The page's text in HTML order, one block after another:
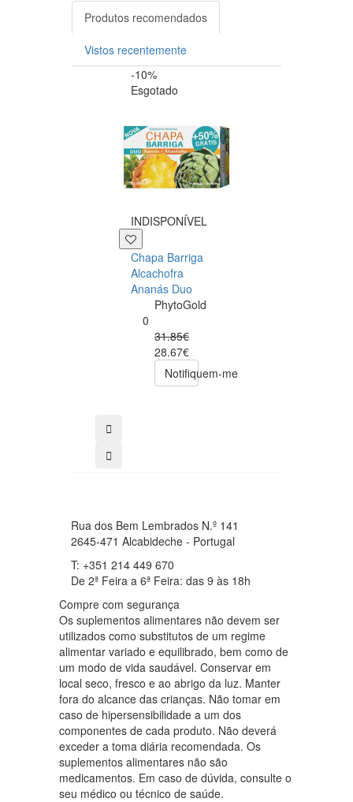
Produtos recomendados
Vistos recentemente
-10%
Esgotado
INDISPONÍVEL
Chapa Barriga
Alcachofra
Ananás Duo
PhytoGold
0
31.85€
28.67€
Notifiquem-me
Rua dos Bem Lembrados N.º 141
2645-471 Alcabideche - Portugal
T: +351 214 449 670
De 2ª Feira a 6ª Feira: das 9 às 18h
Compre com segurança
Os suplementos alimentares não devem ser
utilizados como substitutos de um regime
alimentar variado e equilibrado, bem como de
um modo de vida saudável. Conservar em
local seco, fresco e ao abrigo da luz. Manter
fora do alcance das crianças. Não tomar em
caso de hipersensibilidade a um dos
componentes de cada produto. Não deverá
exceder a toma diária recomendada. Os
suplementos alimentares não são
medicamentos. Em caso de dúvida, consulte o
seu médico ou técnico de saúde.